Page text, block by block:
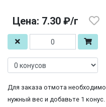
Цена: 7.30 ₽/г
Для заказа отмота
нужный вес и добавьте 1 конус.